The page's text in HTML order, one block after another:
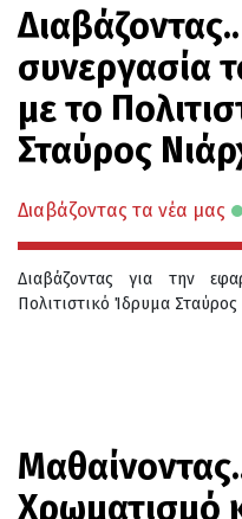
συνεργασία
με το
Σταύρος
Διαβάζοντας τα νέα μας
Διαβάζοντας για την
Πολιτιστικό Ίδρυμα Σταύρος
Χρωματισμό